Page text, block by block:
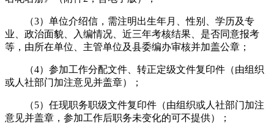
（3）单位介绍信，需注明出生年月、性别、学历及专
业、政治面貌、入编情况、近三年考核结果、是否同意报考
等，由所在单位、主管单位及县委编办审核并加盖公章；
（4）参加工作分配文件、转正定级文件复印件（由组织
或人社部门加注意见并盖章）；
（5）任现职务职级文件复印件（由组织或人社部门加注
意见并盖章，参加工作后职务未变化的可不提供）；